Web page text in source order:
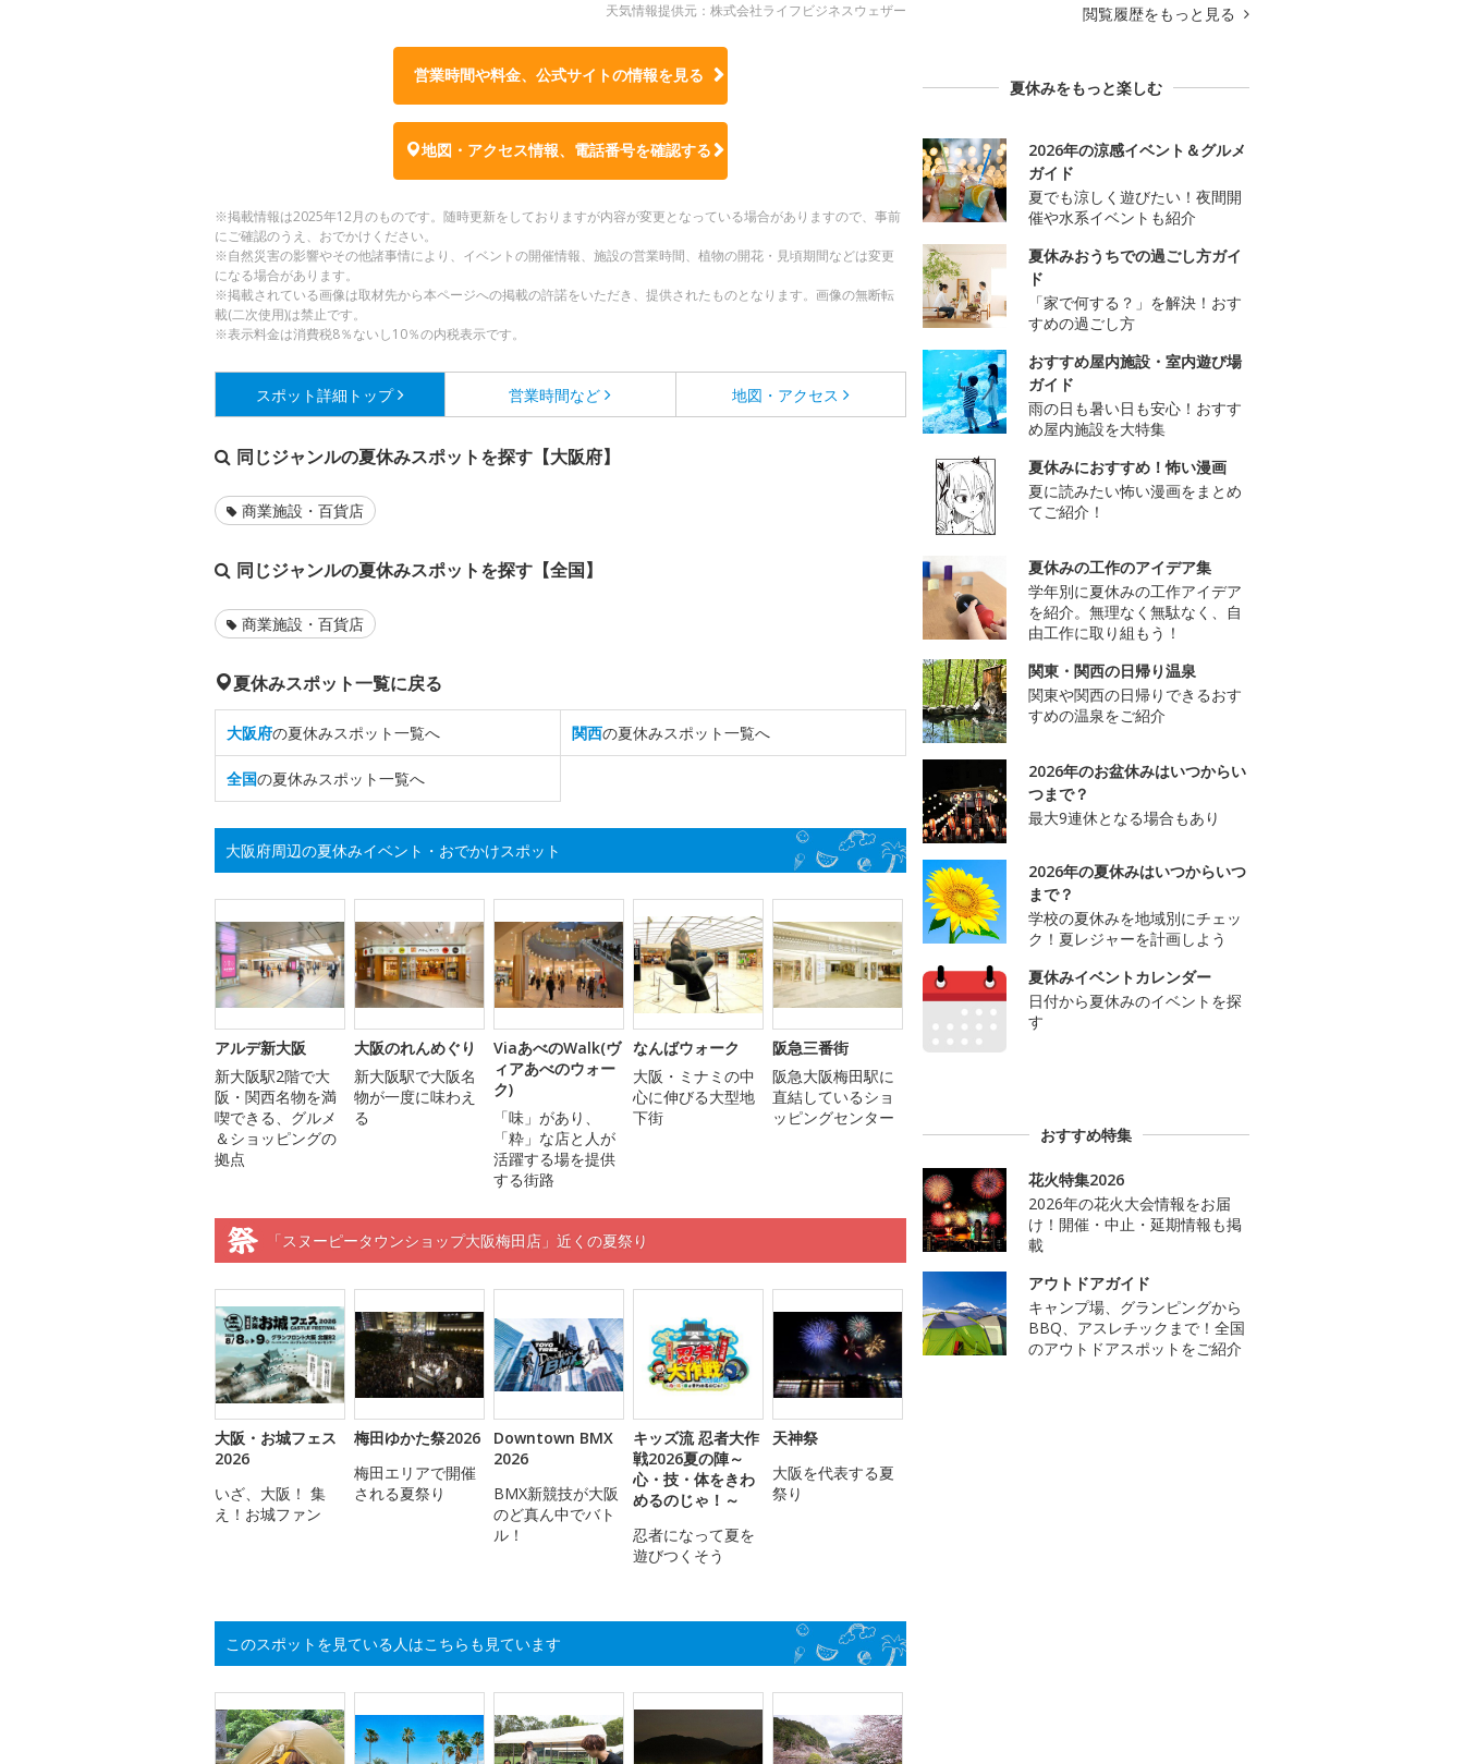
天気情報提供元：株式会社ライフビジネスウェザー
営業時間や料金、公式サイトの情報を見る
地図・アクセス情報、電話番号を確認する
※掲載情報は2025年12月のものです。随時更新をしておりますが内容が変更となっている場合がありますので、事前
にご確認のうえ、おでかけください。
※自然災害の影響やその他諸事情により、イベントの開催情報、施設の営業時間、植物の開花・見頃期間などは変更
になる場合があります。
※掲載されている画像は取材先から本ページへの掲載の許諾をいただき、提供されたものとなります。画像の無断転
載(二次使用)は禁止です。
※表示料金は消費税8％ないし10％の内税表示です。
スポット詳細 トップ 営業時間など 地図・アクセス
同じジャンルの夏休みスポットを探す【大阪府】
商業施設・百貨店
同じジャンルの夏休みスポットを探す【全国】
商業施設・百貨店
夏休みスポット一覧に戻る
大阪府の夏休みスポット一覧へ 関西の夏休みスポット一覧へ
全国の夏休みスポット一覧へ
大阪府周辺の夏休みイベント・おでかけスポット
アルデ新大阪
新大阪駅2階で大
阪・関西名物を満
喫できる、グルメ
＆ショッピングの
拠点
大阪のれんめぐり
新大阪駅で大阪名
物が一度に味わえ
る
ViaあべのWalk(ヴ
ィアあべのウォー
ク)
「味」があり、
「粋」な店と人が
活躍する場を提供
する街路
なんばウォーク
大阪・ミナミの中
心に伸びる大型地
下街
阪急三番街
阪急大阪梅田駅に
直結しているショ
ッピングセンター
「スヌーピータウンショップ大阪梅田店」近くの夏祭り
大阪・お城フェス
2026
いざ、大阪！ 集
え！お城ファン
梅田ゆかた祭2026
梅田エリアで開催
される夏祭り
Downtown BMX
2026
BMX新競技が大阪
のど真ん中でバト
ル！
キッズ流 忍者大作
戦2026夏の陣～
心・技・体をきわ
めるのじゃ！～
忍者になって夏を
遊びつくそう
天神祭
大阪を代表する夏
祭り
このスポットを見ている人はこちらも見ています
閲覧履歴をもっと見る
夏休みをもっと楽しむ
2026年の涼感イベント＆グルメ
ガイド
夏でも涼しく遊びたい！夜間開
催や水系イベントも紹介
夏休みおうちでの過ごし方ガイ
ド
「家で何する？」を解決！おす
すめの過ごし方
おすすめ屋内施設・室内遊び場
ガイド
雨の日も暑い日も安心！おすす
め屋内施設を大特集
夏休みにおすすめ！怖い漫画
夏に読みたい怖い漫画をまとめ
てご紹介！
夏休みの工作のアイデア集
学年別に夏休みの工作アイデア
を紹介。無理なく無駄なく、自
由工作に取り組もう！
関東・関西の日帰り温泉
関東や関西の日帰りできるおす
すめの温泉をご紹介
2026年のお盆休みはいつからい
つまで？
最大9連休となる場合もあり
2026年の夏休みはいつからいつ
まで？
学校の夏休みを地域別にチェッ
ク！夏レジャーを計画しよう
夏休みイベントカレンダー
日付から夏休みのイベントを探
す
おすすめ特集
花火特集2026
2026年の花火大会情報をお届
け！開催・中止・延期情報も掲
載
アウトドアガイド
キャンプ場、グランピングから
BBQ、アスレチックまで！全国
のアウトドアスポットをご紹介